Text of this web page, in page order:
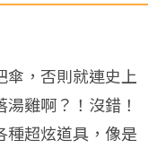
傘，否則就連史上
雞啊？！沒錯！
種超炫道具，像是